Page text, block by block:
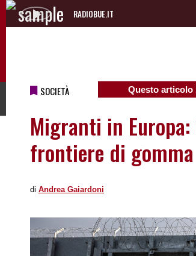
RADIOBUE.IT
Audio
SOCIETÀ Questo articolo
Migranti in
frontiere di gomma
di Andrea Gaiardoni